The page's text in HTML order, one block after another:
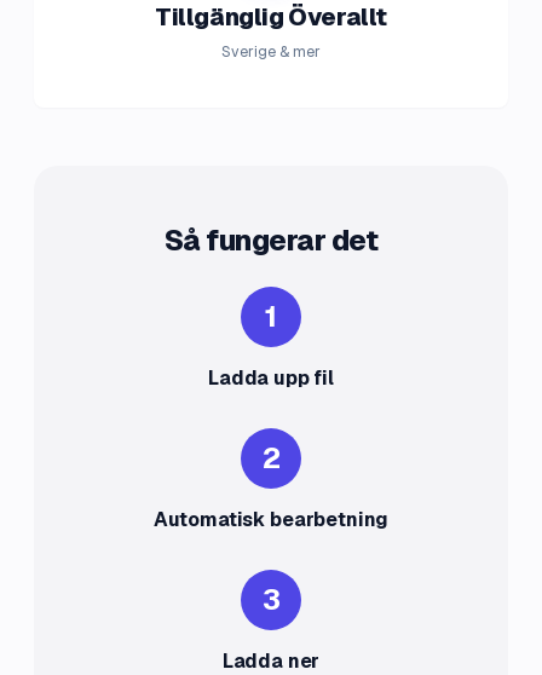
Tillgänglig Överallt
Sverige & mer
Så fungerar det
1
Ladda upp fil
2
Automatisk bearbetning
3
Ladda ner